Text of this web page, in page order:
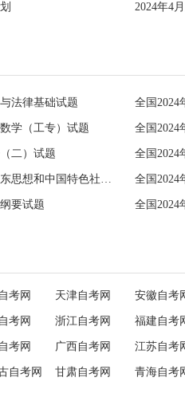
2024年4
法律基础试题
学（工专）试题 全国2024
二）试题 全国2024
全国2024年4月高等教育自学考试毛泽东思想和中国特色社会主义理论体系概论试题 全国2024
要试题 全国2024
考网 天津自考网 安徽自考
考网 浙江自考网 福建自考
考网 广西自考网 江苏自考
自考网 甘肃自考网 青海自考